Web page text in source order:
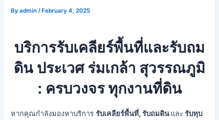
Byadmin/ February 4, 2025
บริการรับเคลียร์พื้นที่และรับถม
ดิน ประเวศ ร่มเกล้า สุวรรณภูมิ
: ครบวงจร ทุกงานที่ดิน
หากคุณกำลังมองหาบริการรับเคลียร์พื้นที่, รับถมดินและ รับทุบ